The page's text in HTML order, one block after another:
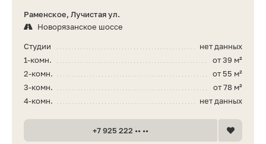
Раменское, Лучистая ул.
Новорязанское шоссе
нет данных
Студии
от 39 м²
1-комн.
от 55 м²
2-комн.
от 78 м²
3-комн.
нет данных
4-комн.
+7 925 222 •• ••